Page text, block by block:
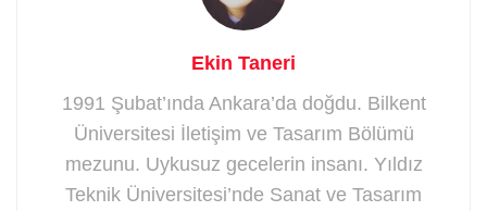
Ekin Taneri
1991 Şubat’ında Ankara’da doğdu. Bilkent
Üniversitesi İletişim ve Tasarım Bölümü
mezunu. Uykusuz gecelerin insanı. Yıldız
Teknik Üniversitesi’nde Sanat ve Tasarım